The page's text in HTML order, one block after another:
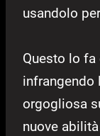
usandolo
Questo lo fa
infrangendo
orgogliosa
nuove